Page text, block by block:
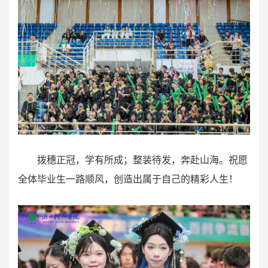
拨穗正冠，学有所成；整装待发，奔赴山海。祝愿
全体毕业生一路顺风，创造出属于自己的精彩人生！